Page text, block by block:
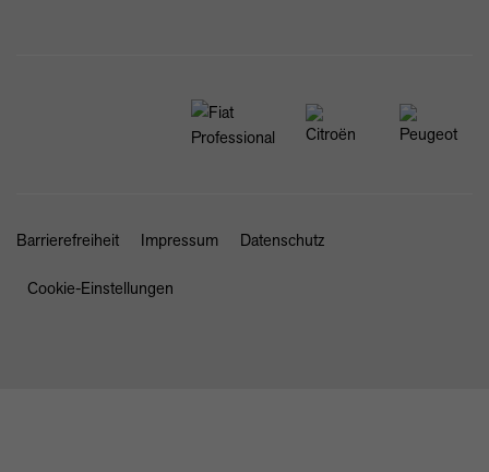
Barrierefreiheit Impressum Datenschutz
Cookie-Einstellungen